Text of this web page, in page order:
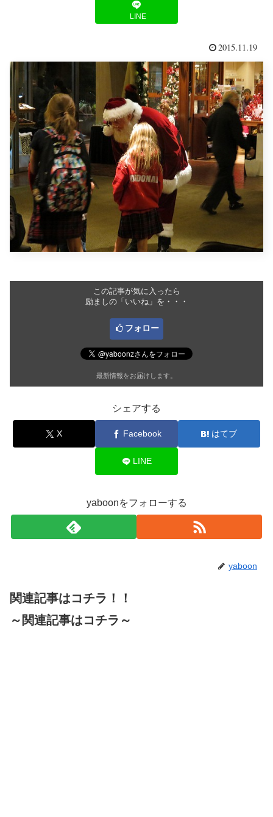
LINE
2015.11.19
この記事が気に入ったら
励ましの「いいね」を・・・
フォロー
最新情報をお届けします。
シェアする
X Facebook はてブ
LINE
yaboonをフォローする
yaboon
関連記事はコチラ！！
～関連記事はコチラ～